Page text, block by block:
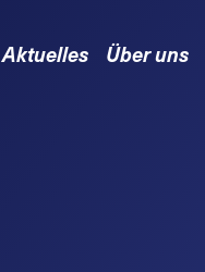
Aktuelles Über uns